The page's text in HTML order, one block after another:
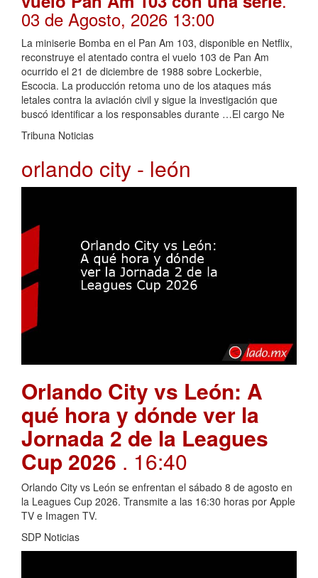
03 de Agosto, 2026 13:00
La miniserie Bomba en el Pan Am 103, disponible en Netflix,
reconstruye el atentado contra el vuelo 103 de Pan Am
ocurrido el 21 de diciembre de 1988 sobre Lockerbie,
Escocia. La producción retoma uno de los ataques más
letales contra la aviación civil y sigue la investigación que
buscó identificar a los responsables durante …El cargo Ne
Tribuna Noticias
orlando city - león
Orlando City vs León: A
qué hora y dónde ver la
Jornada 2 de la Leagues
Cup 2026 . 16:40
Orlando City vs León se enfrentan el sábado 8 de agosto en
la Leagues Cup 2026. Transmite a las 16:30 horas por Apple
TV e Imagen TV.
SDP Noticias